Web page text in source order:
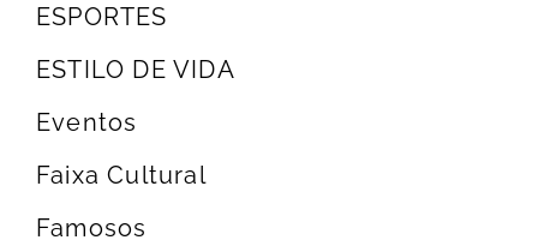
ESPORTES
ESTILO DE VIDA
Eventos
Faixa Cultural
Famosos